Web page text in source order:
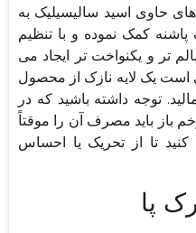
حاوی اسید سالیسیلیک به
کمک نموده و با تنظیم
تر و یکنواخت تر ایجاد می
است یک لایه نازک از محصول
توجه داشته باشید که در
باز باید مصرف آن را موقتاً
تا از تحریک یا احساس
پا